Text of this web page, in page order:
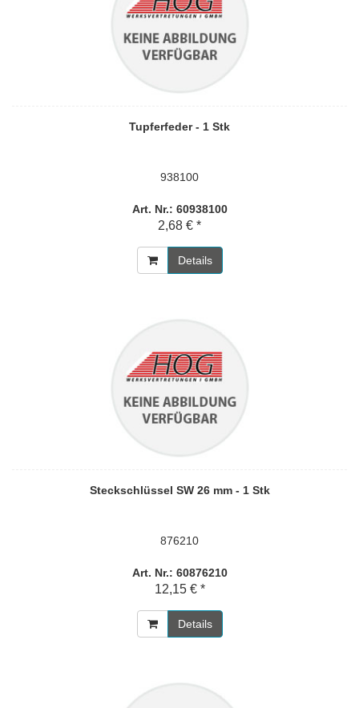
Tupferfeder - 1 Stk
938100
Art. Nr.: 60938100
2,68 € *
Details
Steckschlüssel SW 26 mm - 1 Stk
876210
Art. Nr.: 60876210
12,15 € *
Details